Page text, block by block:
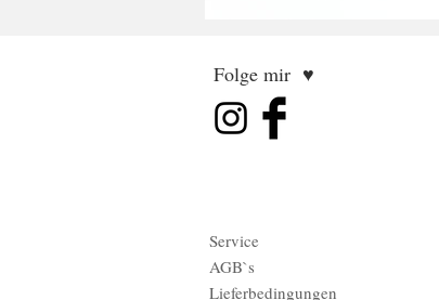
Folge mir ♥
Service
AGB`s
Lieferbedingungen